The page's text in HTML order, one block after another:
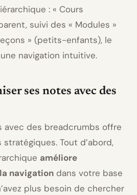
: « Cours
suivi des « Modules »
» (petits-enfants), le
navigation intuitive.
ses notes avec des
avec des breadcrumbs offre
Tout d’abord,
améliore
navigation dans votre base
plus besoin de chercher